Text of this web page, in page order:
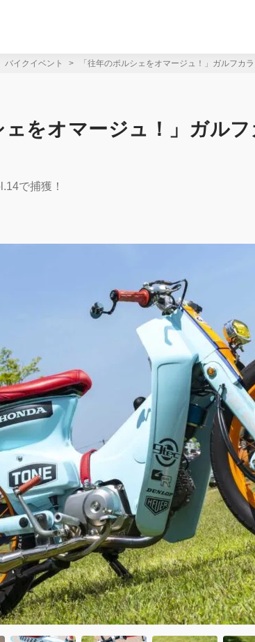
バイクイベント 「往年のポルシェをオマージュ！」ガルフカ
ェをオマージュ！」ガル
で捕獲！